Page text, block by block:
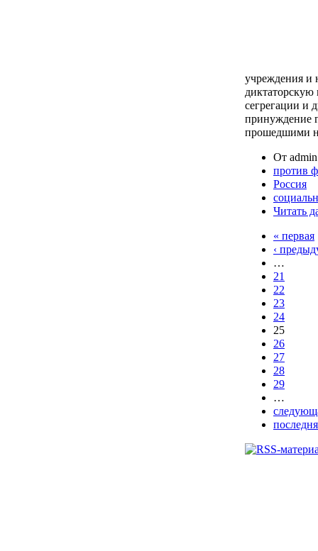
учреждения и
диктаторскую
сегрегации и
принуждение
прошедшими
От
против
Россия
Читать
« первая
‹
…
21
22
23
24
25
26
27
28
29
…